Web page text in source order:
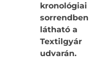
kronológiai
sorrendben
látható a
Textilgyár
udvarán.